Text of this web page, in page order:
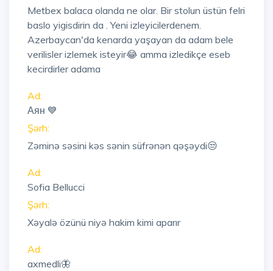
Metbex balaca olanda ne olar. Bir stolun üstün felri
baslo yigisdirin da . Yeni izleyicilerdenem.
Azerbaycan'da kenarda yaşayan da adam bele
verilisler izlemek isteyir😂 amma izledikçe eseb
kecirdirler adama
Ad:
Аян 💙
Şərh:
Zəminə səsini kəs sənin süfrənən qəşəydi😒
Ad:
Sofia Bellucci
Şərh:
Xəyalə özünü niyə hakim kimi aparır
Ad:
axmedli🦋